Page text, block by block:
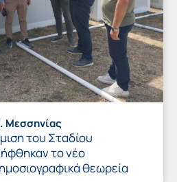
Μεσσηνίας
του Σταδίου
το νέο
θεωρεία